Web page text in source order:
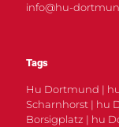
info@hu-
Tags
Hu Dortmund |
Scharnhorst | hu
Borsigplatz | hu